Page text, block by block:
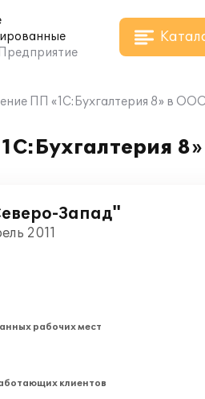
ПП «1С:Бухгалтерия 8» в
Запад"
2011
рабочих мест
клиентов